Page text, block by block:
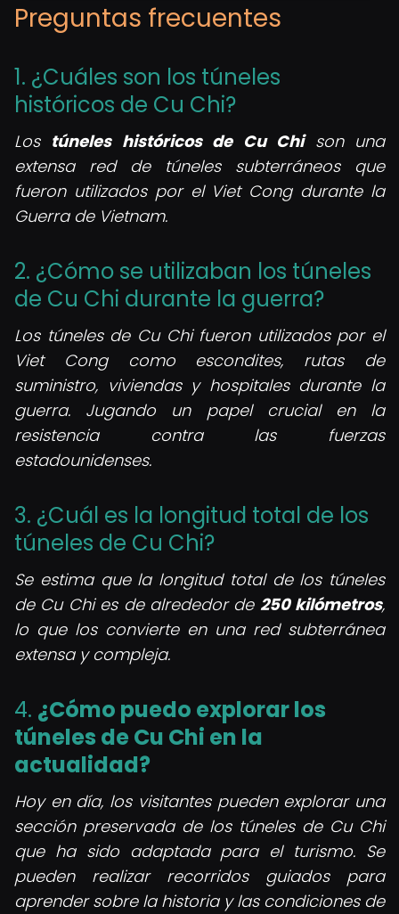
Preguntas frecuentes
1. ¿Cuáles son los túneles
históricos de Cu Chi?
Los túneles históricos de Cu Chison una
extensa red de túneles subterráneos que
fueron utilizados por el Viet Cong durante la
Guerra de Vietnam.
2. ¿Cómo se utilizaban los túneles
de Cu Chi durante la guerra?
Los túneles de Cu Chi fueron utilizados por el
Viet Cong como escondites, rutas de
suministro, viviendas y hospitales durante la
guerra. Jugando un papel crucial en la
resistencia contra las fuerzas
estadounidenses.
3. ¿Cuál es la longitud total de los
túneles de Cu Chi?
Se estima que la longitud total de los túneles
de Cu Chi es de alrededor de 250 kilómetros,
lo que los convierte en una red subterránea
extensa y compleja.
4. ¿Cómo puedo explorar los
túneles de Cu Chi en la
actualidad?
Hoy en día, los visitantes pueden explorar una
sección preservada de los túneles de Cu Chi
que ha sido adaptada para el turismo. Se
pueden realizar recorridos guiados para
aprender sobre la historia y las condiciones de